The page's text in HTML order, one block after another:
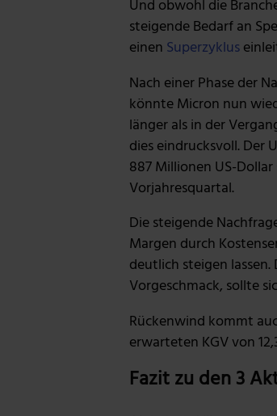
Und obwohl die
steigende Bedarf an
einen Superzyklus
Nach einer Phase der
könnte Micron nun
länger als in der
dies eindrucksvoll. Der
887 Millionen US-
Vorjahresquartal.
Die steigende
Margen durch
deutlich steigen
Vorgeschmack, sollte
Rückenwind kommt
erwarteten KGV von
Fazit zu den 3